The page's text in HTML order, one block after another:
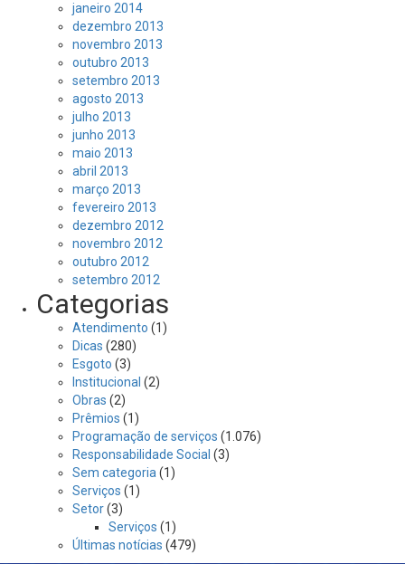
janeiro 2014
dezembro 2013
novembro 2013
outubro 2013
setembro 2013
agosto 2013
julho 2013
junho 2013
maio 2013
abril 2013
março 2013
fevereiro 2013
dezembro 2012
novembro 2012
outubro 2012
setembro 2012
Categorias
Atendimento (1)
Dicas (280)
Esgoto (3)
Institucional (2)
Obras (2)
Prêmios (1)
Programação de serviços (1.076)
Responsabilidade Social (3)
Sem categoria(1)
Serviços (1)
Setor(3)
Serviços (1)
Últimas notícias (479)